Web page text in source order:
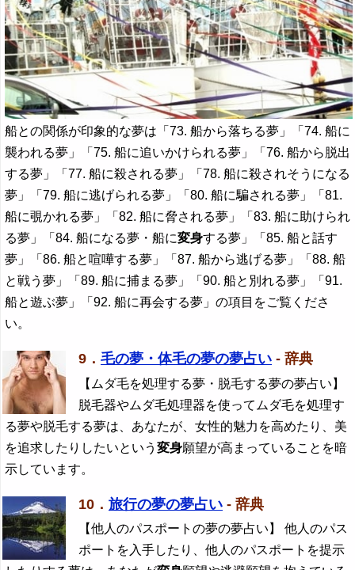
船との関係が印象的な夢は「73. 船から落ちる夢」「74. 船に
襲われる夢」「75. 船に追いかけられる夢」「76. 船から脱出
する夢」「77. 船に殺される夢」「78. 船に殺されそうになる
夢」「79. 船に逃げられる夢」「80. 船に騙される夢」「81.
船に覗かれる夢」「82. 船に脅される夢」「83. 船に助けられ
る夢」「84. 船になる夢・船に変身する夢」「85. 船と話す
夢」「86. 船と喧嘩する夢」「87. 船から逃げる夢」「88. 船
と戦う夢」「89. 船に捕まる夢」「90. 船と別れる夢」「91.
船と遊ぶ夢」「92. 船に再会する夢」の項目をご覧くださ
い。
9． 毛の夢・体毛の夢の夢占い - 辞典
【ムダ毛を処理する夢・脱毛する夢の夢占い】
脱毛器やムダ毛処理器を使ってムダ毛を処理す
る夢や脱毛する夢は、あなたが、女性的魅力を高めたり、美
を追求したりしたいという変身願望が高まっていることを暗
示しています。
10． 旅行の夢の夢占い - 辞典
【他人のパスポートの夢の夢占い】 他人のパス
ポートを入手したり、他人のパスポートを提示